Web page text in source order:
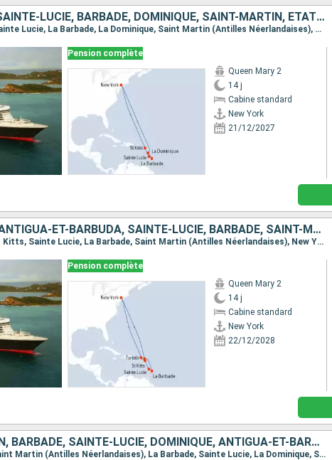
ANTIGUA-ET-BARBUDA, SAINTE-LUCIE, BARBADE, DOMINIQUE, SAINT-MARTIN, ÉTATS-UNIS
Itinéraire : New York, St Kitts, Sainte Lucie, La Barbade, La Dominique, Saint Martin (Antilles Néerlandaises), New York
Pension complète
Queen Mary 2
14 j
Cabine standard
New York
21/12/2027
ÉTATS-UNIS, TORTOLA, ANTIGUA-ET-BARBUDA, SAINTE-LUCIE, BARBADE, SAINT-MARTIN
Itinéraire : New York, Tortola, St Kitts, Sainte Lucie, La Barbade, Saint Martin (Antilles Néerlandaises), New York
Pension complète
Queen Mary 2
14 j
Cabine standard
New York
22/12/2028
TORTOLA, SAINT-MARTIN, BARBADE, SAINTE-LUCIE, DOMINIQUE, ANTIGUA-ET-BARBUDA, ÉTATS-UNIS
Itinéraire : New York, Tortola, Saint Martin (Antilles Néerlandaises), La Barbade, Sainte Lucie, La Dominique, St Kitts, New York